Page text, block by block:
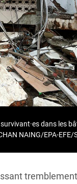
Climatique et
en
au Yémen
des Réfugiés
Bangladesh
du Sud
en Syrie
dans les
NAING/EPA-